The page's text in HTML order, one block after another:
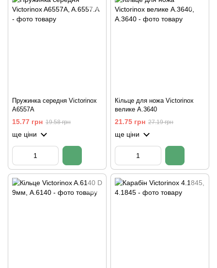
Пружинка середня Victorinox
A6557A
15.77 грн 19.58 грн
ще ціни
Кільце для ножа Victorinox
велике A.3640
21.75 грн 27.19 грн
ще ціни